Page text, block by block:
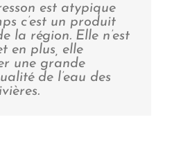
est atypique
c’est un produit
la région. Elle n’est
en plus, elle
une grande
de l’eau des